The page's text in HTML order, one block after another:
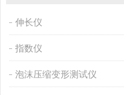
伸长仪
指数仪
泡沫压缩变形测试仪